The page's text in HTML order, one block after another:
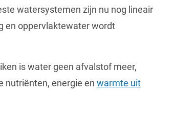
watersystemen zijn nu nog lineair
en oppervlaktewater wordt
is water geen afvalstof meer,
nutriënten, energie en warmte uit